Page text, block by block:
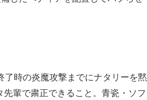
時の炎魔攻撃までにナタリーを黙
輩で粛正できること。青瓷・ソフ